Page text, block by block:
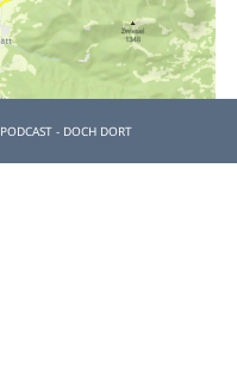
PODCAST - DOCH DORT